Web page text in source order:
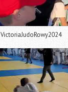
VictoriaJudoRowy2024